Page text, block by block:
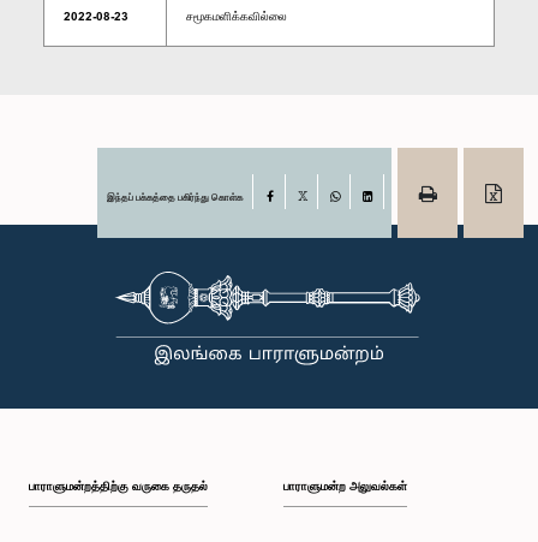
2022-08-23 சமூகமளிக்கவில்லை
இந்தப் பக்கத்தை பகிர்ந்து கொள்க Facebook
பாராளுமன்றத்திற்கு வருகை தருதல் பாராளுமன்ற அலுவல்கள்